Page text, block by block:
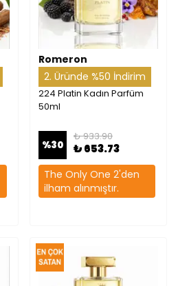
Romeron
2. Üründe %50 İndirim
224 Platin Kadın Parfüm
50ml
%30
₺ 933.90
₺ 653.73
The Only One 2'den
ilham alınmıştır.